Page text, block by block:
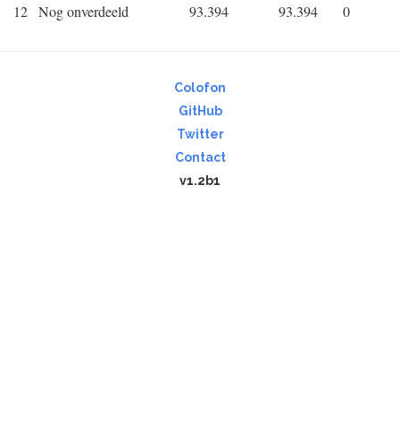
12 Nog onverdeeld 93.394 93.394 0
Colofon
GitHub
Twitter
Contact
v1.2b1